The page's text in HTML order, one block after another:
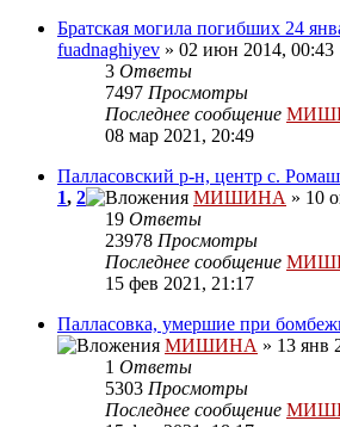
Братская могила погибших 24
fuadnaghiyev » 02 июн 2014, 00:43
3 Ответы
7497 Просмотры
Последнее сообщение
08 мар 2021, 20:49
Палласовский р-н, центр с.
1, 2 МИШИНА » 10
19 Ответы
23978 Просмотры
Последнее сообщение
15 фев 2021, 21:17
Палласовка, умершие при
МИШИНА » 13 янв
1 Ответы
5303 Просмотры
Последнее сообщение